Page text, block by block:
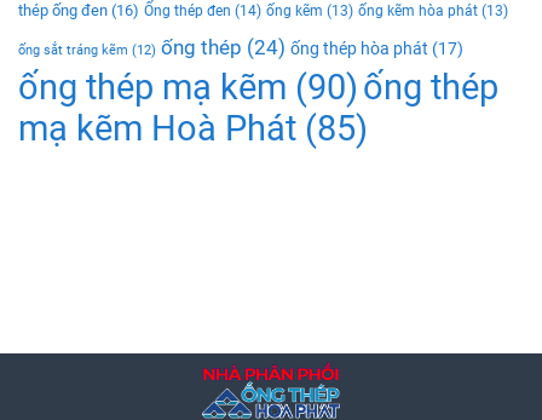
thép ống đen (16) Ống thép đen (14) ống kẽm (13) ống kẽm hòa phát (13)
ống sắt tráng kẽm (12) ống thép (24) ống thép hòa phát (17)
ống thép mạ kẽm (90) ống thép
mạ kẽm Hoà Phát (85)